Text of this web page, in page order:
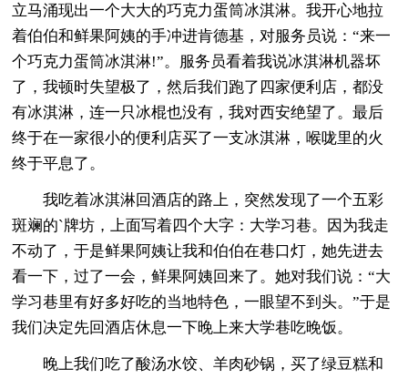
立马涌现出一个大大的巧克力蛋筒冰淇淋。我开心地拉
着伯伯和鲜果阿姨的手冲进肯德基，对服务员说：“来一
个巧克力蛋筒冰淇淋!”。服务员看着我说冰淇淋机器坏
了，我顿时失望极了，然后我们跑了四家便利店，都没
有冰淇淋，连一只冰棍也没有，我对西安绝望了。最后
终于在一家很小的便利店买了一支冰淇淋，喉咙里的火
终于平息了。
我吃着冰淇淋回酒店的路上，突然发现了一个五彩
斑斓的`牌坊，上面写着四个大字：大学习巷。因为我走
不动了，于是鲜果阿姨让我和伯伯在巷口灯，她先进去
看一下，过了一会，鲜果阿姨回来了。她对我们说：“大
学习巷里有好多好吃的当地特色，一眼望不到头。”于是
我们决定先回酒店休息一下晚上来大学巷吃晚饭。
晚上我们吃了酸汤水饺、羊肉砂锅，买了绿豆糕和